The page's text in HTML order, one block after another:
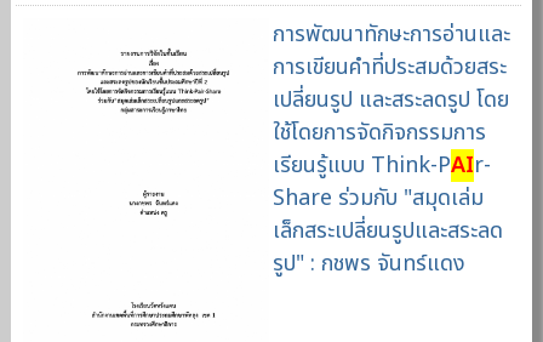
การพัฒนาทักษะการอ่านและ
การเขียนคำที่ประสมด้วยสระ
เปลี่ยนรูป และสระลดรูป โดย
ใช้โดยการจัดกิจกรรมการ
เรียนรู้แบบ Think-PAIr-
Share ร่วมกับ "สมุดเล่ม
เล็กสระเปลี่ยนรูปและสระลด
รูป" : กชพร จันทร์แดง